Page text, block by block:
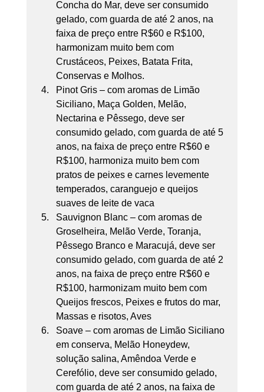
Concha do Mar, deve ser consumido
gelado, com guarda de até 2 anos, na
faixa de preço entre R$60 e R$100,
harmonizam muito bem com
Crustáceos, Peixes, Batata Frita,
Conservas e Molhos.
Pinot Gris – com aromas de Limão
Siciliano, Maça Golden, Melão,
Nectarina e Pêssego, deve ser
consumido gelado, com guarda de até 5
anos, na faixa de preço entre R$60 e
R$100, harmoniza muito bem com
pratos de peixes e carnes levemente
temperados, caranguejo e queijos
suaves de leite de vaca
Sauvignon Blanc – com aromas de
Groselheira, Melão Verde, Toranja,
Pêssego Branco e Maracujá, deve ser
consumido gelado, com guarda de até 2
anos, na faixa de preço entre R$60 e
R$100, harmonizam muito bem com
Queijos frescos, Peixes e frutos do mar,
Massas e risotos, Aves
Soave – com aromas de Limão Siciliano
em conserva, Melão Honeydew,
solução salina, Amêndoa Verde e
Cerefólio, deve ser consumido gelado,
com guarda de até 2 anos, na faixa de